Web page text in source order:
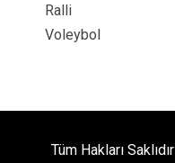
Ralli
Voleybol
Tüm Hakları